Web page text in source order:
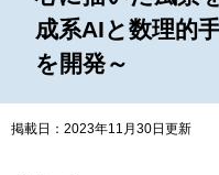
成系AIと数理的
を開発～
掲載日：2023年11月30日更新